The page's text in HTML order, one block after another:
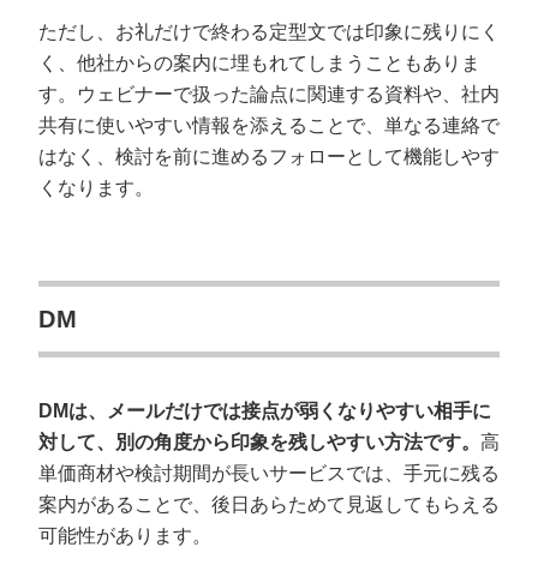
ただし、お礼だけで終わる定型文では印象に残りにく
く、他社からの案内に埋もれてしまうこともありま
す。ウェビナーで扱った論点に関連する資料や、社内
共有に使いやすい情報を添えることで、単なる連絡で
はなく、検討を前に進めるフォローとして機能しやす
くなります。
DM
DMは、メールだけでは接点が弱くなりやすい相手に
対して、別の角度から印象を残しやすい方法です。 高
単価商材や検討期間が長いサービスでは、手元に残る
案内があることで、後日あらためて見返してもらえる
可能性があります。